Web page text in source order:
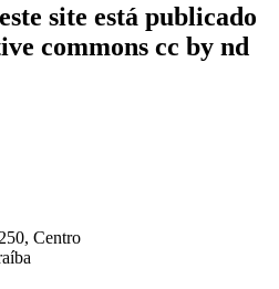
site está publicado
commons cc by nd
Centro